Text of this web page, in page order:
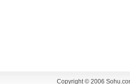
Copyright © 2006